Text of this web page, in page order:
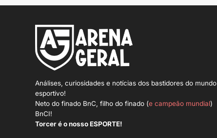
Análises, curiosidades e notícias dos bastidores do mundo
esportivo!
Neto do finado BnC, filho do finado (e campeão mundial)
BnCI!
Torcer é o nosso ESPORTE!